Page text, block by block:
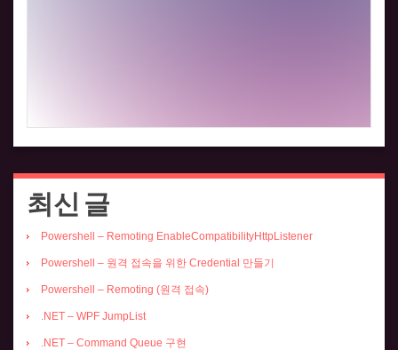
최신 글
Powershell – Remoting EnableCompatibilityHttpListener
Powershell – 원격 접속을 위한 Credential 만들기
Powershell – Remoting (원격 접속)
.NET – WPF JumpList
.NET – Command Queue 구현